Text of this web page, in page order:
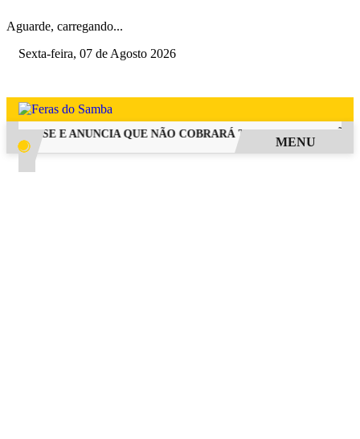
Aguarde, carregando...
Sexta-feira, 07 de Agosto 2026
E ANUNCIA QUE NÃO COBRARÁ TAXA DE INSCRIÇÃO
MENU